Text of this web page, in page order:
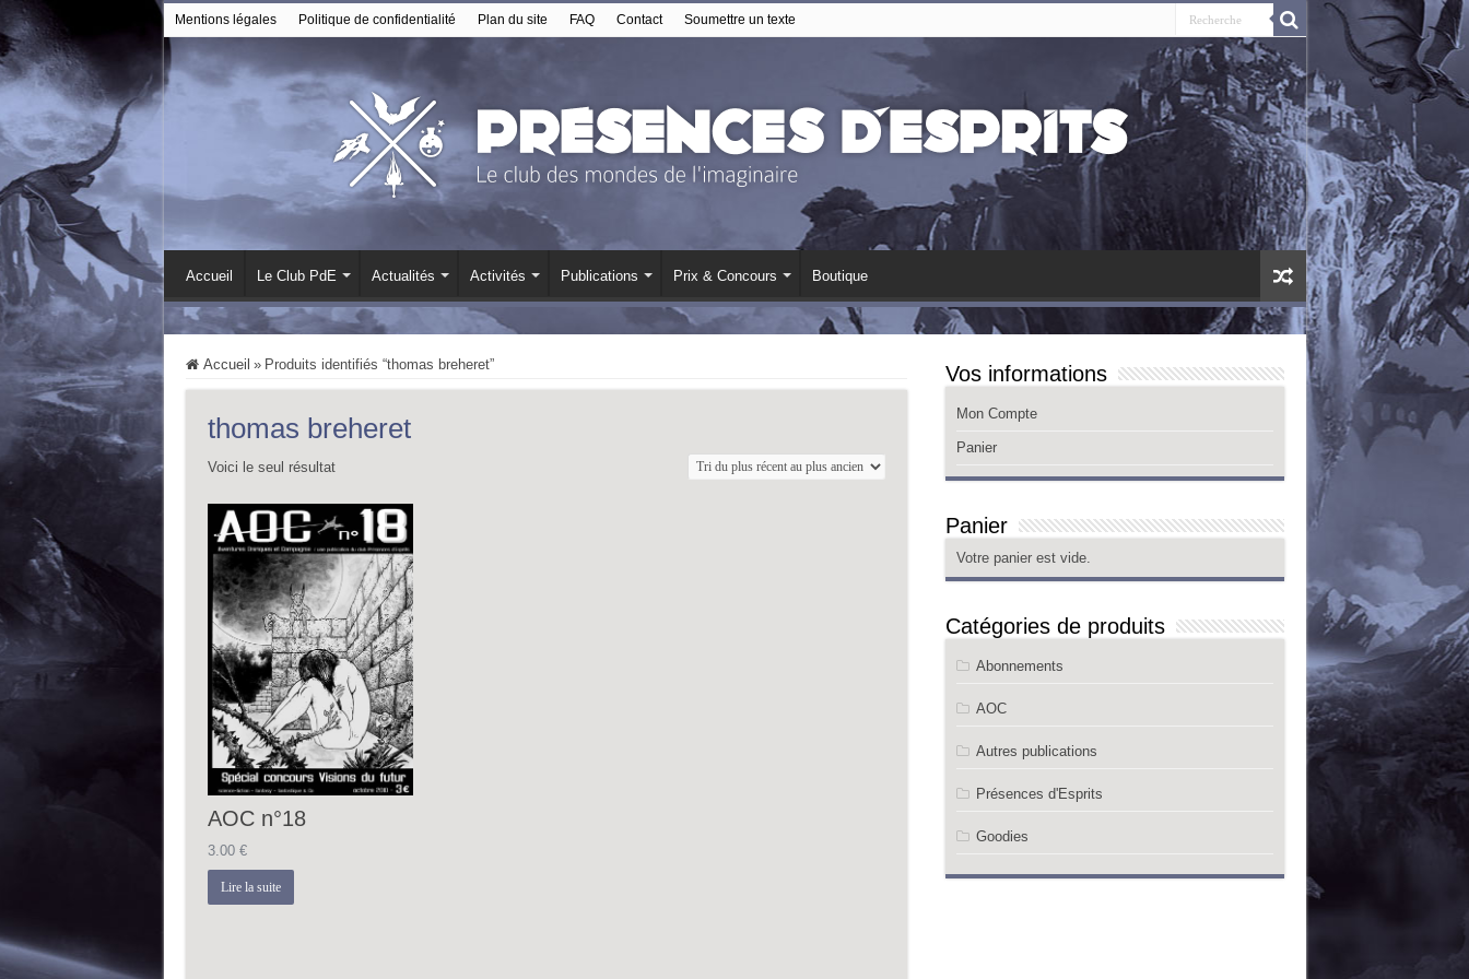
Mentions légales Politique de confidentialité Plan du site FAQ Contact Soumettre un texte
Accueil Le Club PdE Actualités Activités Publications Prix & Concours Boutique
Accueil » Produits identifiés “thomas breheret”
thomas breheret
Voici le seul résultat
AOC n°18
3.00 €
Lire la suite
Vos informations
Mon Compte
Panier
Panier
Votre panier est vide.
Catégories de produits
Abonnements
AOC
Autres publications
Présences d'Esprits
Goodies